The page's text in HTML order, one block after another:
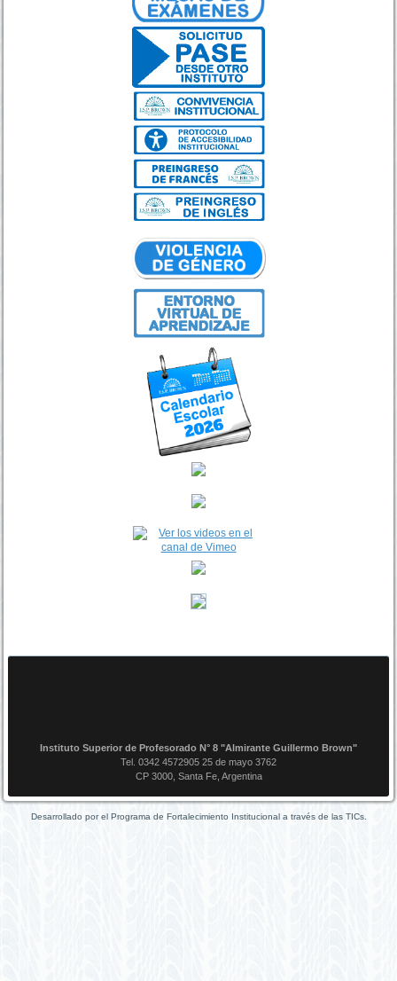
Instituto Superior de Profesorado N° 8 "Almirante Guillermo Brown"
Tel. 0342 4572905 25 de mayo 3762
CP 3000, Santa Fe, Argentina
Desarrollado por el Programa de Fortalecimiento Institucional a través de las TICs.